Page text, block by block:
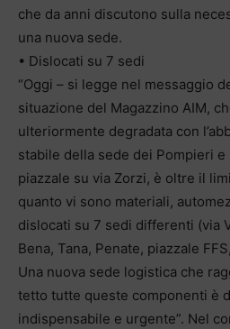
che da anni discutono sulla
una nuova sede.
• Dislocati su 7 sedi
“Oggi – si legge nel messaggio
situazione del Magazzino AIM,
ulteriormente degradata con
stabile della sede dei Pompieri
piazzale su via Zorzi, è oltre il
quanto vi sono materiali,
dislocati su 7 sedi differenti (via
Bena, Tana, Penate, piazzale
Una nuova sede logistica che
tetto tutte queste componenti è
indispensabile e urgente”. Nel